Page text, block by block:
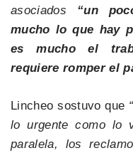
asociados “un
mucho lo que hay
es mucho el
requiere romper el
Lincheo sostuvo que
lo urgente como lo
paralela, los